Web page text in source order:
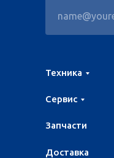
Техника
Сервис
Запчасти
Доставка